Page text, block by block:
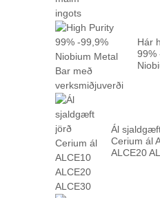
Hár
99%
Ál
Cerium ál
ALCE20